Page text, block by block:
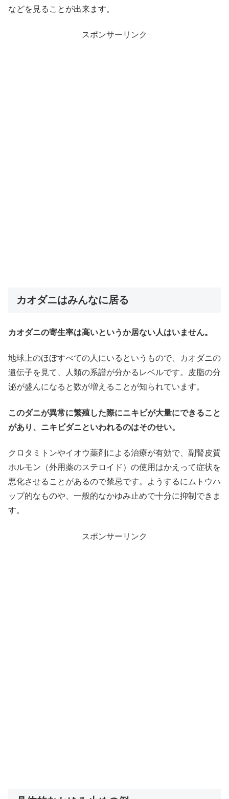
などを見ることが出来ます。
スポンサーリンク
カオダニはみんなに居る
カオダニの寄生率は高いというか居ない人はいません。
地球上のほぼすべての人にいるというもので、カオダニの
遺伝子を見て、人類の系譜が分かるレベルです。皮脂の分
泌が盛んになると数が増えることが知られています。
このダニが異常に繁殖した際にニキビが大量にできること
があり、ニキビダニといわれるのはそのせい。
クロタミトンやイオウ薬剤による治療が有効で、副腎皮質
ホルモン（外用薬のステロイド）の使用はかえって症状を
悪化させることがあるので禁忌です。ようするにムトウハ
ップ的なものや、一般的なかゆみ止めで十分に抑制できま
す。
スポンサーリンク